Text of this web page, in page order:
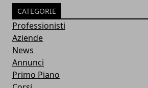
CATEGORIE
Professionisti
Aziende
News
Annunci
Primo Piano